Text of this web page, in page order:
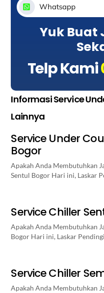
Whatsapp
Yuk Buat
Telp Kami
Informasi Service
Lainnya
Service Under
Bogor
Apakah Anda Membutuhkan
Sentul Bogor Hari ini, Laskar
Service Chiller
Apakah Anda Membutuhkan
Bogor Hari ini, Laskar
Service Chiller
Apakah Anda Membutuhkan